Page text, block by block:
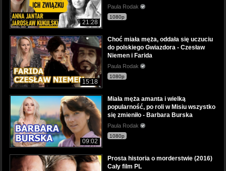
21:28
Paula Rodak
1080p
15:18
Choć miała męża, oddała się uczuciu
do polskiego Gwiazdora - Czesław
Niemen i Farida
Paula Rodak
1080p
09:02
Miała męża amanta i wielką
popularność, po roli w Misiu wszystko
się zmieniło - Barbara Burska
Paula Rodak
1080p
Prosta historia o morderstwie (2016)
Cały film PL